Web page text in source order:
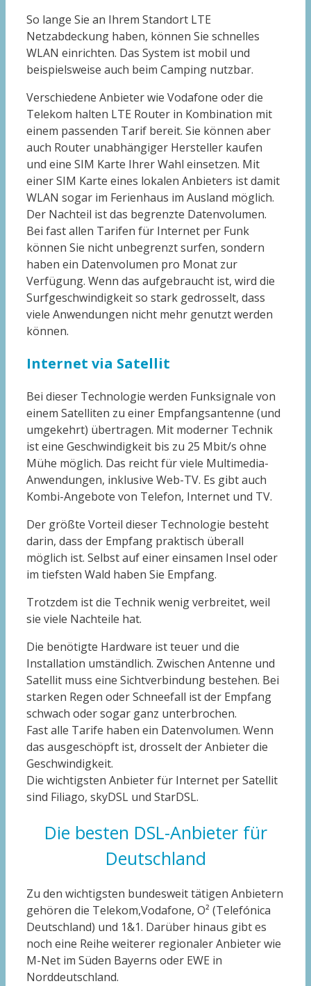
So lange Sie an Ihrem Standort LTE
Netzabdeckung haben, können Sie schnelles
WLAN einrichten. Das System ist mobil und
beispielsweise auch beim Camping nutzbar.
Verschiedene Anbieter wie Vodafone oder die
Telekom halten LTE Router in Kombination mit
einem passenden Tarif bereit. Sie können aber
auch Router unabhängiger Hersteller kaufen
und eine SIM Karte Ihrer Wahl einsetzen. Mit
einer SIM Karte eines lokalen Anbieters ist damit
WLAN sogar im Ferienhaus im Ausland möglich.
Der Nachteil ist das begrenzte Datenvolumen.
Bei fast allen Tarifen für Internet per Funk
können Sie nicht unbegrenzt surfen, sondern
haben ein Datenvolumen pro Monat zur
Verfügung. Wenn das aufgebraucht ist, wird die
Surfgeschwindigkeit so stark gedrosselt, dass
viele Anwendungen nicht mehr genutzt werden
können.
Internet via Satellit
Bei dieser Technologie werden Funksignale von
einem Satelliten zu einer Empfangsantenne (und
umgekehrt) übertragen. Mit moderner Technik
ist eine Geschwindigkeit bis zu 25 Mbit/s ohne
Mühe möglich. Das reicht für viele Multimedia-
Anwendungen, inklusive Web-TV. Es gibt auch
Kombi-Angebote von Telefon, Internet und TV.
Der größte Vorteil dieser Technologie besteht
darin, dass der Empfang praktisch überall
möglich ist. Selbst auf einer einsamen Insel oder
im tiefsten Wald haben Sie Empfang.
Trotzdem ist die Technik wenig verbreitet, weil
sie viele Nachteile hat.
Die benötigte Hardware ist teuer und die
Installation umständlich. Zwischen Antenne und
Satellit muss eine Sichtverbindung bestehen. Bei
starken Regen oder Schneefall ist der Empfang
schwach oder sogar ganz unterbrochen.
Fast alle Tarife haben ein Datenvolumen. Wenn
das ausgeschöpft ist, drosselt der Anbieter die
Geschwindigkeit.
Die wichtigsten Anbieter für Internet per Satellit
sind Filiago, skyDSL und StarDSL.
Die besten DSL-Anbieter für
Deutschland
Zu den wichtigsten bundesweit tätigen Anbietern
gehören die Telekom,Vodafone, O² (Telefónica
Deutschland) und 1&1. Darüber hinaus gibt es
noch eine Reihe weiterer regionaler Anbieter wie
M-Net im Süden Bayerns oder EWE in
Norddeutschland.